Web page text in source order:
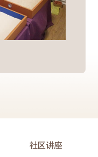
社区讲座